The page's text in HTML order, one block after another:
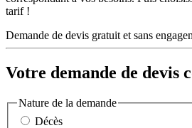
tarif !
Demande de devis gratuit et sans
Votre demande de devis
Nature de la demande
Décès